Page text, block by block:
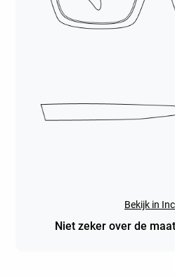
Bekijk in
Niet zeker over de